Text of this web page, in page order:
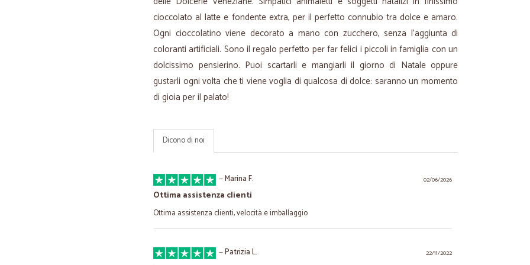
cioccolato al latte e fondente extra, per il perfetto connubio tra dolce e amaro.
Ogni cioccolatino viene decorato a mano con zucchero, senza l'aggiunta di
coloranti artificiali. Sono il regalo perfetto per far felici i piccoli in famiglia con un
dolcissimo pensierino. Puoi scartarli e mangiarli il giorno di Natale oppure
gustarli ogni volta che ti viene voglia di qualcosa di dolce: saranno un momento
di gioia per il palato!
Dicono di noi
02/06/2026
—Marina F.
Ottima assistenza clienti
Ottima assistenza clienti, velocità e imballaggio
22/11/2022
—Patrizia L.